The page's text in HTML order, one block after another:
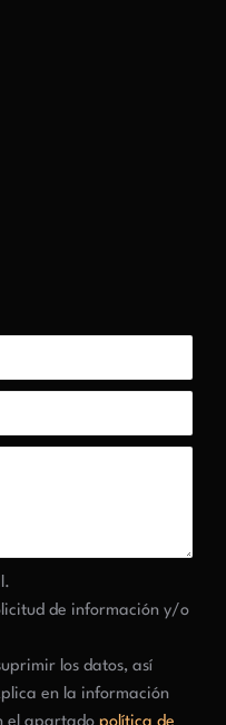
de información y/o
los datos, así
en la información